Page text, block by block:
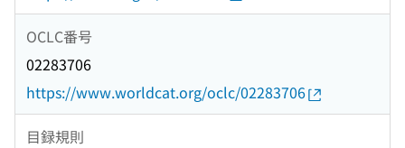
OCLC番号
02283706
https://www.worldcat.org/oclc/02283706
目録規則